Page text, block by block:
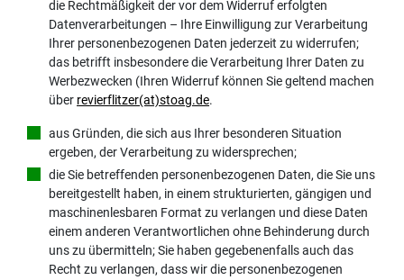
die Rechtmäßigkeit der vor dem Widerruf erfolgten
Datenverarbeitungen – Ihre Einwilligung zur Verarbeitung
Ihrer personenbezogenen Daten jederzeit zu widerrufen;
das betrifft insbesondere die Verarbeitung Ihrer Daten zu
Werbezwecken (Ihren Widerruf können Sie geltend machen
über revierflitzer(at)stoag.de.
aus Gründen, die sich aus Ihrer besonderen Situation
ergeben, der Verarbeitung zu widersprechen;
die Sie betreffenden personenbezogenen Daten, die Sie uns
bereitgestellt haben, in einem strukturierten, gängigen und
maschinenlesbaren Format zu verlangen und diese Daten
einem anderen Verantwortlichen ohne Behinderung durch
uns zu übermitteln; Sie haben gegebenenfalls auch das
Recht zu verlangen, dass wir die personenbezogenen